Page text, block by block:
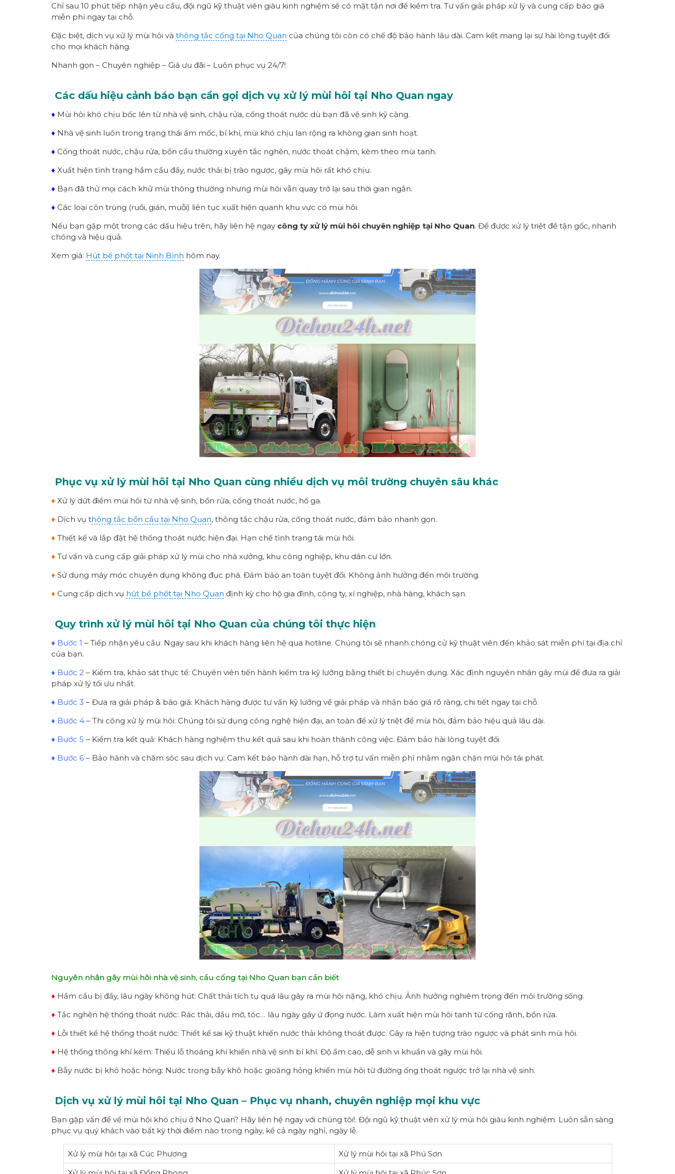
Chỉ sau 10 phút tiếp nhận yêu cầu, đội ngũ kỹ thuật viên giàu kinh nghiệm sẽ có mặt tận nơi để kiểm tra. Tư vấn giải pháp xử lý và cung cấp báo giá
miễn phí ngay tại chỗ.
Đặc biệt, dịch vụ xử lý mùi hôi và thông tắc cống tại Nho Quan của chúng tôi còn có chế độ bảo hành lâu dài. Cam kết mang lại sự hài lòng tuyệt đối
cho mọi khách hàng.
Nhanh gọn – Chuyên nghiệp – Giá ưu đãi – Luôn phục vụ 24/7!
Các dấu hiệu cảnh báo bạn cần gọi dịch vụ xử lý mùi hôi tại Nho Quan ngay
♦ Mùi hôi khó chịu bốc lên từ nhà vệ sinh, chậu rửa, cống thoát nước dù bạn đã vệ sinh kỹ càng.
♦ Nhà vệ sinh luôn trong trạng thái ẩm mốc, bí khí, mùi khó chịu lan rộng ra không gian sinh hoạt.
♦ Cống thoát nước, chậu rửa, bồn cầu thường xuyên tắc nghẽn, nước thoát chậm, kèm theo mùi tanh.
♦ Xuất hiện tình trạng hầm cầu đầy, nước thải bị trào ngược, gây mùi hôi rất khó chịu.
♦ Bạn đã thử mọi cách khử mùi thông thường nhưng mùi hôi vẫn quay trở lại sau thời gian ngắn.
♦ Các loại côn trùng (ruồi, gián, muỗi) liên tục xuất hiện quanh khu vực có mùi hôi.
Nếu bạn gặp một trong các dấu hiệu trên, hãy liên hệ ngay công ty xử lý mùi hôi chuyên nghiệp tại Nho Quan. Để được xử lý triệt để tận gốc, nhanh
chóng và hiệu quả.
Xem giá: Hút bể phốt tại Ninh Bình hôm nay.
Phục vụ xử lý mùi hôi tại Nho Quan cùng nhiều dịch vụ môi trường chuyên sâu khác
♦ Xử lý dứt điểm mùi hôi từ nhà vệ sinh, bồn rửa, cống thoát nước, hố ga.
♦ Dịch vụ thông tắc bồn cầu tại Nho Quan, thông tắc chậu rửa, cống thoát nước, đảm bảo nhanh gọn.
♦ Thiết kế và lắp đặt hệ thống thoát nước hiện đại. Hạn chế tình trạng tái mùi hôi.
♦ Tư vấn và cung cấp giải pháp xử lý mùi cho nhà xưởng, khu công nghiệp, khu dân cư lớn.
♦ Sử dụng máy móc chuyên dụng không đục phá. Đảm bảo an toàn tuyệt đối. Không ảnh hưởng đến môi trường.
♦ Cung cấp dịch vụ hút bể phốt tại Nho Quan định kỳ cho hộ gia đình, công ty, xí nghiệp, nhà hàng, khách sạn.
Quy trình xử lý mùi hôi tại Nho Quan của chúng tôi thực hiện
♦ Bước 1 – Tiếp nhận yêu cầu: Ngay sau khi khách hàng liên hệ qua hotline. Chúng tôi sẽ nhanh chóng cử kỹ thuật viên đến khảo sát miễn phí tại địa chỉ
của bạn.
♦ Bước 2 – Kiểm tra, khảo sát thực tế: Chuyên viên tiến hành kiểm tra kỹ lưỡng bằng thiết bị chuyên dụng. Xác định nguyên nhân gây mùi để đưa ra giải
pháp xử lý tối ưu nhất.
♦ Bước 3 – Đưa ra giải pháp & báo giá: Khách hàng được tư vấn kỹ lưỡng về giải pháp và nhận báo giá rõ ràng, chi tiết ngay tại chỗ.
♦ Bước 4 – Thi công xử lý mùi hôi: Chúng tôi sử dụng công nghệ hiện đại, an toàn để xử lý triệt để mùi hôi, đảm bảo hiệu quả lâu dài.
♦ Bước 5 – Kiểm tra kết quả: Khách hàng nghiệm thu kết quả sau khi hoàn thành công việc. Đảm bảo hài lòng tuyệt đối.
♦ Bước 6 – Bảo hành và chăm sóc sau dịch vụ: Cam kết bảo hành dài hạn, hỗ trợ tư vấn miễn phí nhằm ngăn chặn mùi hôi tái phát.
Nguyên nhân gây mùi hôi nhà vệ sinh, cầu cống tại Nho Quan bạn cần biết
♦ Hầm cầu bị đầy, lâu ngày không hút: Chất thải tích tụ quá lâu gây ra mùi hôi nặng, khó chịu. Ảnh hưởng nghiêm trọng đến môi trường sống.
♦ Tắc nghẽn hệ thống thoát nước: Rác thải, dầu mỡ, tóc… lâu ngày gây ứ đọng nước. Làm xuất hiện mùi hôi tanh từ cống rãnh, bồn rửa.
♦ Lỗi thiết kế hệ thống thoát nước: Thiết kế sai kỹ thuật khiến nước thải không thoát được. Gây ra hiện tượng trào ngược và phát sinh mùi hôi.
♦ Hệ thống thông khí kém: Thiếu lỗ thoáng khí khiến nhà vệ sinh bí khí. Độ ẩm cao, dễ sinh vi khuẩn và gây mùi hôi.
♦ Bẫy nước bị khô hoặc hỏng: Nước trong bẫy khô hoặc gioăng hỏng khiến mùi hôi từ đường ống thoát ngược trở lại nhà vệ sinh.
Dịch vụ xử lý mùi hôi tại Nho Quan – Phục vụ nhanh, chuyên nghiệp mọi khu vực
Bạn gặp vấn đề về mùi hôi khó chịu ở Nho Quan? Hãy liên hệ ngay với chúng tôi!. Đội ngũ kỹ thuật viên xử lý mùi hôi giàu kinh nghiệm. Luôn sẵn sàng
phục vụ quý khách vào bất kỳ thời điểm nào trong ngày, kể cả ngày nghỉ, ngày lễ.
Xử lý mùi hôi tại xã Cúc Phương
Xử lý mùi hôi tại xã Phú Sơn